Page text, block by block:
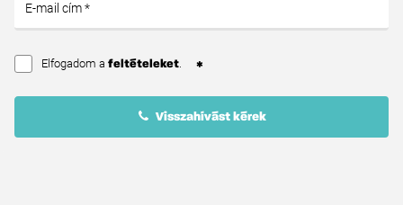
Elfogadom a feltételeket.
Visszahívást kérek